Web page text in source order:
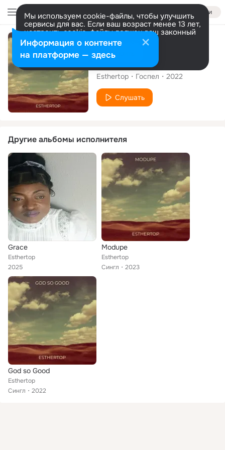
Войти
Мы используем cookie-файлы, чтобы улучшить
сервисы для вас. Если ваш возраст менее 13 лет,
настроить cookie-файлы должен ваш законный
представитель. Больше информации
Разрешить все Настроить
Сингл
Ka Bi O Osi
Esthertop Госпел 2022
Слушать
Другие альбомы исполнителя
Grace
Esthertop
2025
Modupe
Esthertop
Сингл
2023
God so Good
Esthertop
Сингл
2022
Информация о контенте
на платформе — здесь